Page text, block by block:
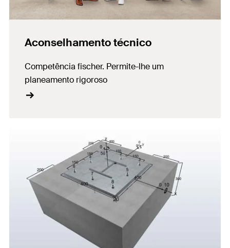
Aconselhamento técnico
Competência fischer. Permite-lhe um
planeamento rigoroso